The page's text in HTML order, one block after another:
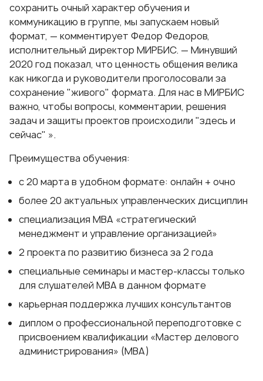
сохранить очный характер обучения и
коммуникацию в группе, мы запускаем новый
формат, — комментирует Федор Федоров,
исполнительный директор МИРБИС. — Минувший
2020 год показал, что ценность общения велика
как никогда и руководители проголосовали за
сохранение "живого" формата. Для нас в МИРБИС
важно, чтобы вопросы, комментарии, решения
задач и защиты проектов происходили "здесь и
сейчас" ».
Преимущества обучения:
с 20 марта в удобном формате: онлайн + очно
более 20 актуальных управленческих дисциплин
специализация МВА «стратегический
менеджмент и управление организацией»
2 проекта по развитию бизнеса за 2 года
специальные семинары и мастер-классы только
для слушателей МВА в данном формате
карьерная поддержка лучших консультантов
диплом о профессиональной переподготовке с
присвоением квалификации «Мастер делового
администрирования» (МВА)